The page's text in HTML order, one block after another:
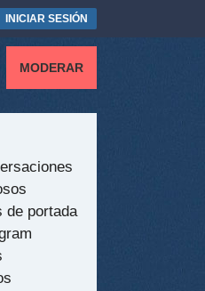
INICIAR SESIÓN
MODERAR
de portada